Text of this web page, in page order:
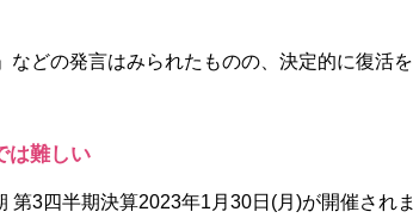
どの発言はみられたものの、決定的に復活を
は難しい
3四半期決算2023年1月30日(月)が開催されま